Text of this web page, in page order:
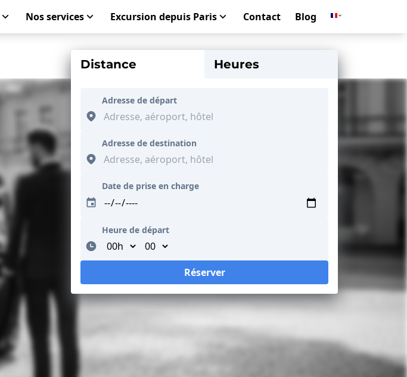
Nos services Excursion depuis Paris Contact Blog
Distance Heures
Adresse de départ
Adresse de destination
Date de prise en charge
Heure de départ
Minutes
Loading...
Réserver